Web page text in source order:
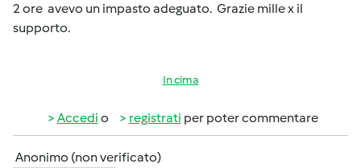
2 ore avevo un impasto adeguato. Grazie mille x il
supporto.
In cima
Accedi o registrati per poter commentare
Anonimo (non verificato)